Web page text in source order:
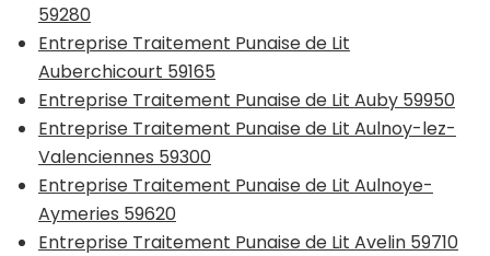
59280
Entreprise Traitement Punaise de Lit
Auberchicourt 59165
Entreprise Traitement Punaise de Lit Auby 59950
Entreprise Traitement Punaise de Lit Aulnoy-lez-
Valenciennes 59300
Entreprise Traitement Punaise de Lit Aulnoye-
Aymeries 59620
Entreprise Traitement Punaise de Lit Avelin 59710